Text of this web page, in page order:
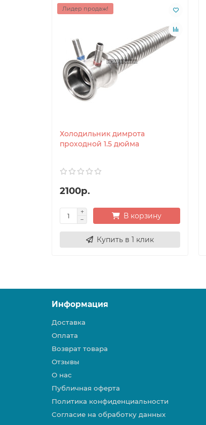
Лидер продаж!
Холодильник димрота
проходной 1.5 дюйма
2100р.
В корзину
Купить в 1 клик
Информация
Доставка
Оплата
Возврат товара
Отзывы
О нас
Публичная оферта
Политика конфиденциальности
Согласие на обработку данных